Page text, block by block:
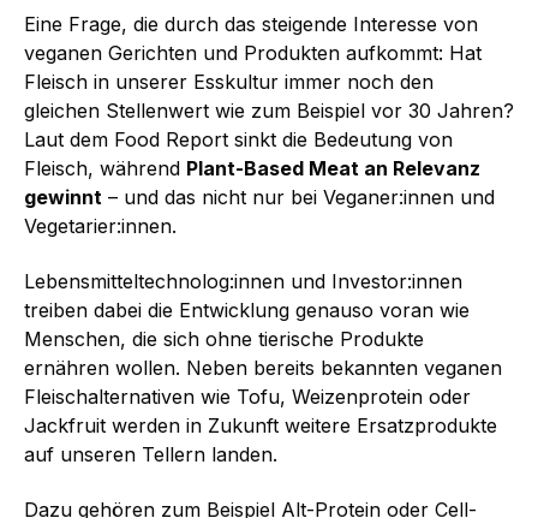
Eine Frage, die durch das steigende Interesse von
veganen Gerichten und Produkten aufkommt: Hat
Fleisch in unserer Esskultur immer noch den
gleichen Stellenwert wie zum Beispiel vor 30 Jahren?
Laut dem Food Report sinkt die Bedeutung von
Fleisch, während Plant-Based Meat an Relevanz
gewinnt – und das nicht nur bei Veganer:innen und
Vegetarier:innen.
Lebensmitteltechnolog:innen und Investor:innen
treiben dabei die Entwicklung genauso voran wie
Menschen, die sich ohne tierische Produkte
ernähren wollen. Neben bereits bekannten veganen
Fleischalternativen wie Tofu, Weizenprotein oder
Jackfruit werden in Zukunft weitere Ersatzprodukte
auf unseren Tellern landen.
Dazu gehören zum Beispiel Alt-Protein oder Cell-